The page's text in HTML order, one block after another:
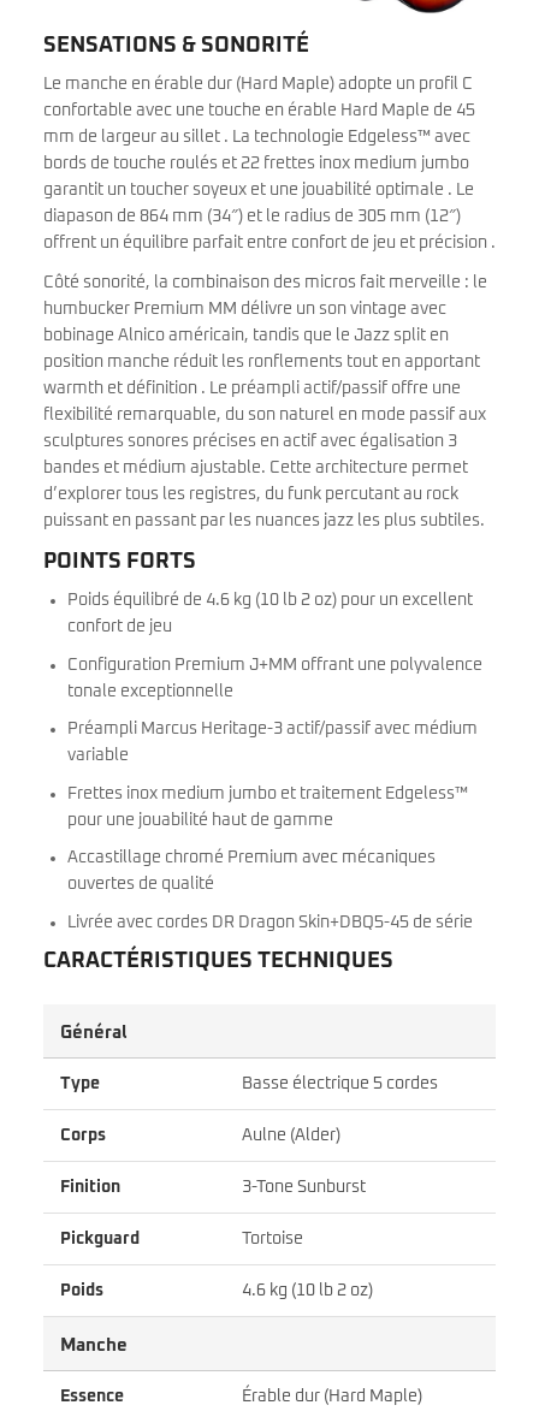
SENSATIONS & SONORITÉ
Le manche en érable dur (Hard Maple) adopte un profil C
confortable avec une touche en érable Hard Maple de 45
mm de largeur au sillet . La technologie Edgeless™ avec
bords de touche roulés et 22 frettes inox medium jumbo
garantit un toucher soyeux et une jouabilité optimale . Le
diapason de 864 mm (34″) et le radius de 305 mm (12″)
offrent un équilibre parfait entre confort de jeu et précision .
Côté sonorité, la combinaison des micros fait merveille : le
humbucker Premium MM délivre un son vintage avec
bobinage Alnico américain, tandis que le Jazz split en
position manche réduit les ronflements tout en apportant
warmth et définition . Le préampli actif/passif offre une
flexibilité remarquable, du son naturel en mode passif aux
sculptures sonores précises en actif avec égalisation 3
bandes et médium ajustable. Cette architecture permet
d’explorer tous les registres, du funk percutant au rock
puissant en passant par les nuances jazz les plus subtiles.
POINTS FORTS
Poids équilibré de 4.6 kg (10 lb 2 oz) pour un excellent
confort de jeu
Configuration Premium J+MM offrant une polyvalence
tonale exceptionnelle
Préampli Marcus Heritage-3 actif/passif avec médium
variable
Frettes inox medium jumbo et traitement Edgeless™
pour une jouabilité haut de gamme
Accastillage chromé Premium avec mécaniques
ouvertes de qualité
Livrée avec cordes DR Dragon Skin+DBQ5-45 de série
CARACTÉRISTIQUES TECHNIQUES
Général
Type Basse électrique 5 cordes
Corps Aulne (Alder)
Finition 3-Tone Sunburst
Pickguard Tortoise
Poids 4.6 kg (10 lb 2 oz)
Manche
Essence Érable dur (Hard Maple)